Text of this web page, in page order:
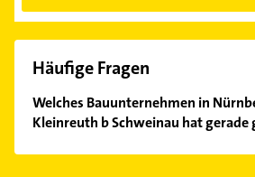
Häufige Fragen
Welches Bauunternehmen in
Kleinreuth b Schweinau hat gerade
Im Anbieter-Bereich finden Sie alle